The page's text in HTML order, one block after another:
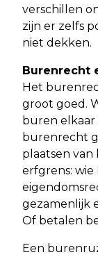
verschillen
zijn er zelfs
niet dekken.
Burenrecht
Het
groot goed.
buren elkaar
burenrecht
plaatsen
erfgrens:
gezamenlijk
Of betalen
Een